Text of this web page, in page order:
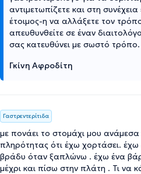
αντιμετωπίζετε και στη
έτοιμος-η να αλλάξετε τον
απευθυνθείτε σε έναν
σας κατευθύνει με σωστό τρόπο.
Γκίνη Αφροδίτη
Γαστρεντερίτιδα
με πονάει το στομάχι μου
πληρότητας ότι έχω χορτάσει. έχω
βράδυ όταν ξαπλώνω . έχω ένα
μέχρι και πίσω στην πλάτη . Τι να